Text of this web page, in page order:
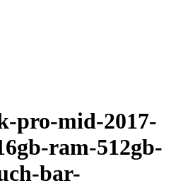
pro-mid-2017-
ram-512gb-
bar-